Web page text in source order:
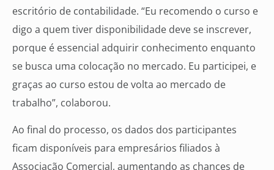
escritório de contabilidade. “Eu recomendo o curso e
digo a quem tiver disponibilidade deve se inscrever,
porque é essencial adquirir conhecimento enquanto
se busca uma colocação no mercado. Eu participei, e
graças ao curso estou de volta ao mercado de
trabalho”, colaborou.
Ao final do processo, os dados dos participantes
ficam disponíveis para empresários filiados à
Associação Comercial, aumentando as chances de